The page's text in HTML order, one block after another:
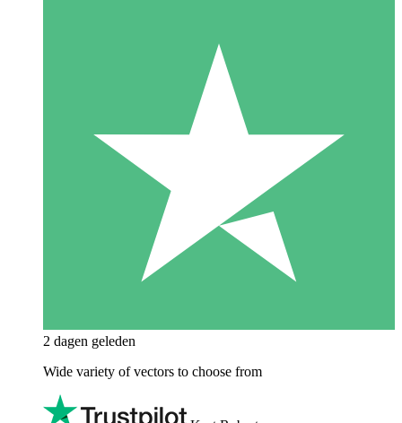
2 dagen geleden
Wide variety of vectors to choose from